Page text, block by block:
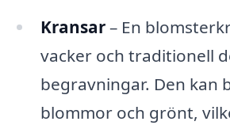
Kransar– En
vacker och traditionell
begravningar. Den kan
blommor och grönt,